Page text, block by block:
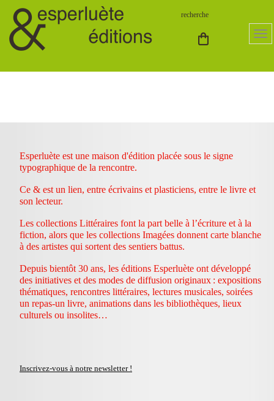
Esperluète est une maison d'édition placée sous le signe
typographique de la rencontre.
Ce & est un lien, entre écrivains et plasticiens, entre le livre et
son lecteur.
Les collections Littéraires font la part belle à l’écriture et à la
fiction, alors que les collections Imagées donnent carte blanche
à des artistes qui sortent des sentiers battus.
Depuis bientôt 30 ans, les éditions Esperluète ont développé
des initiatives et des modes de diffusion originaux : expositions
thématiques, rencontres littéraires, lectures musicales, soirées
un repas-un livre, animations dans les bibliothèques, lieux
culturels ou insolites…
Inscrivez-vous à notre newsletter !